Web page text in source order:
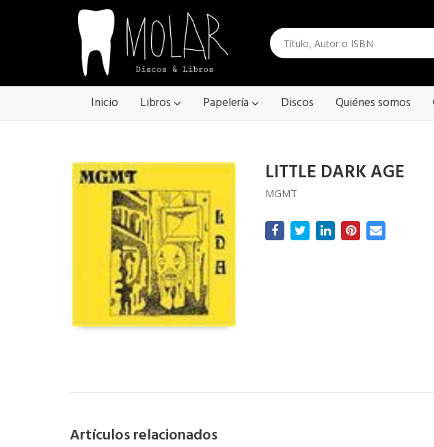
Inicio Libros Papelería Discos Quiénes somos
LITTLE DARK AGE
MGMT
Artículos relacionados